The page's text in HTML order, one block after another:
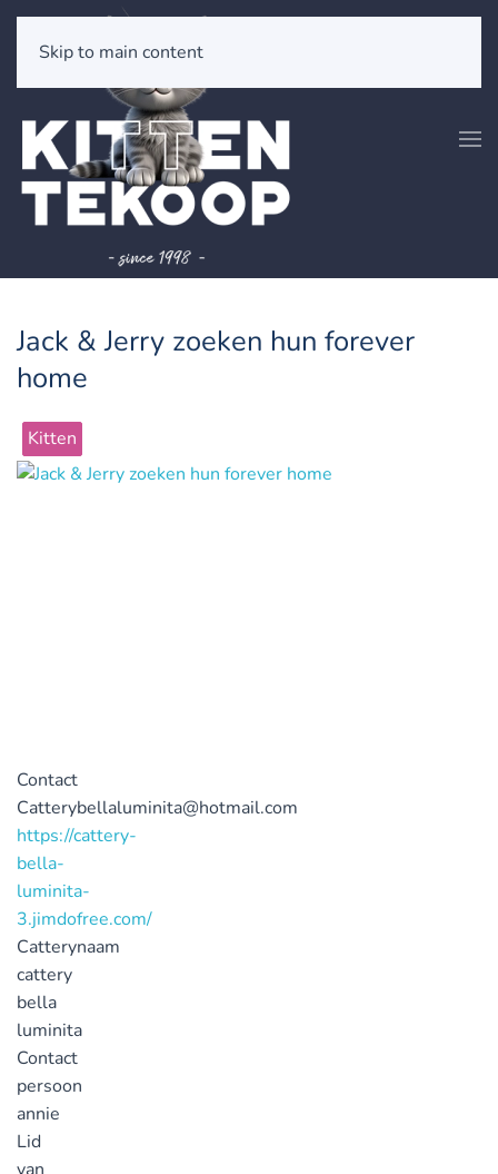
Skip to main content
Jack & Jerry zoeken hun forever
home
Kitten
Contact
Catterybellaluminita@hotmail.com
https://cattery-
bella-
luminita-
3.jimdofree.com/
Catterynaam
cattery
bella
luminita
Contact
persoon
annie
Lid